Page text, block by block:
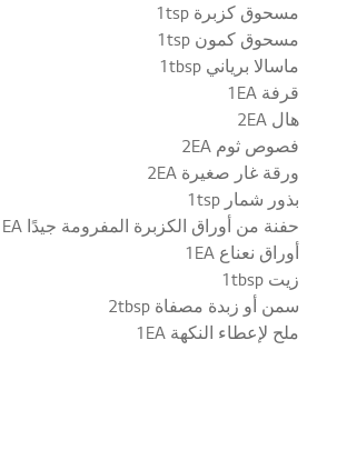
مسحوق كزبرة 1tsp
مسحوق كمون 1tsp
ماسالا برياني 1tbsp
قرفة 1EA
هال 2EA
فصوص ثوم 2EA
ورقة غار صغيرة 2EA
بذور شمار 1tsp
حفنة من أوراق الكزبرة المفرومة جيدًا 1EA
أوراق نعناع 1EA
زيت 1tbsp
سمن أو زبدة مصفاة 2tbsp
ملح لإعطاء النكهة 1EA